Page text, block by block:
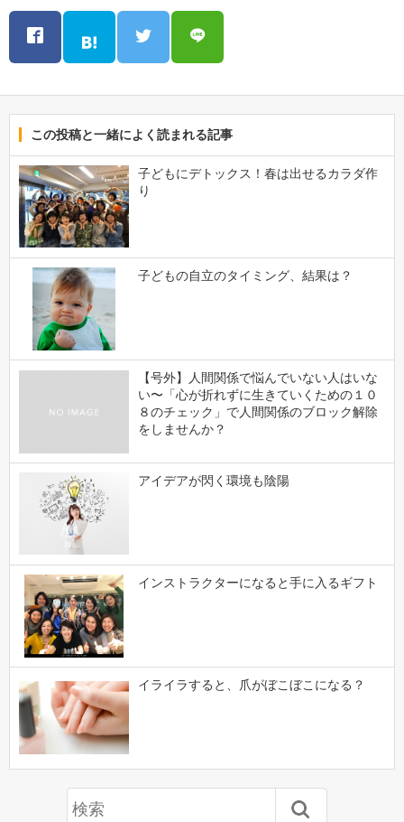
この投稿と一緒によく読まれる記事
子どもにデトックス！春は出せるカラダ作
り
子どもの自立のタイミング、結果は？
【号外】人間関係で悩んでいない人はいな
い〜「心が折れずに生きていくための１０
８のチェック」で人間関係のブロック解除
をしませんか？
アイデアが閃く環境も陰陽
インストラクターになると手に入るギフト
イライラすると、爪がぼこぼこになる？